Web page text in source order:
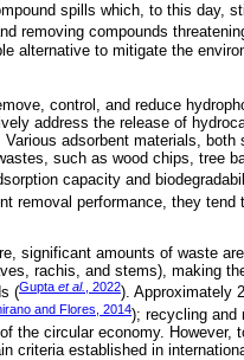
spills which, to this day,
removing compounds
alternative to mitigate the
control, and reduce
address the release of
adsorbent materials, both
such as wood chips, tree
capacity and
removal performance, they tend
significant amounts of waste
rachis, and stems), making
(Gupta et al. , 2022). Approximately
and Flores, 2014); recycling and
the circular economy. However,
criteria established in